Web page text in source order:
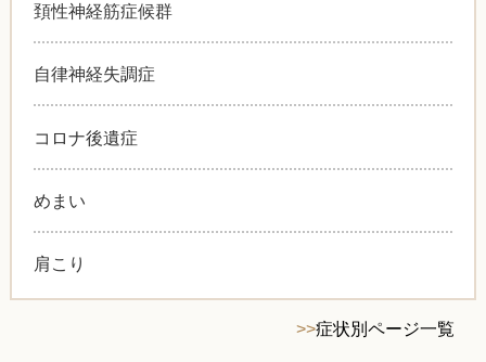
頚性神経筋症候群
自律神経失調症
コロナ後遺症
めまい
肩こり
>>症状別ページ一覧